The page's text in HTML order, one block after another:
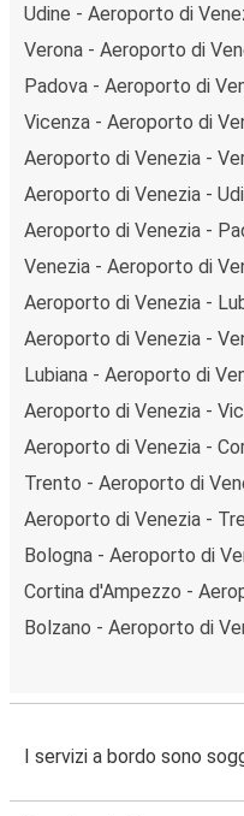
Udine - Aeroporto di
Verona - Aeroporto di
Padova - Aeroporto di
Vicenza - Aeroporto di
Aeroporto di Venezia -
Aeroporto di Venezia -
Aeroporto di Venezia -
Venezia - Aeroporto di
Aeroporto di Venezia -
Aeroporto di Venezia -
Lubiana - Aeroporto di
Aeroporto di Venezia -
Aeroporto di Venezia -
Trento - Aeroporto di
Aeroporto di Venezia -
Bologna - Aeroporto di
Cortina d'Ampezzo -
Bolzano - Aeroporto di
I servizi a bordo sono